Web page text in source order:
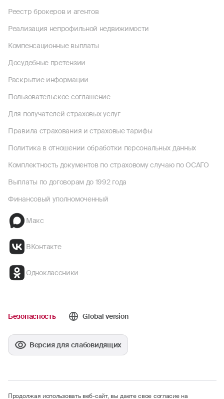
Реестр брокеров и агентов
Реализация непрофильной недвижимости
Компенсационные выплаты
Досудебные претензии
Раскрытие информации
Пользовательское соглашение
Для получателей страховых услуг
Правила страхования и страховые тарифы
Политика в отношении обработки персональных данных
Комплектность документов по страховому случаю по ОСАГО
Выплаты по договорам до 1992 года
Финансовый уполномоченный
Макс
ВКонтакте
Одноклассники
Безопасность Global version
Версия для слабовидящих
Продолжая использовать веб-сайт, вы даете свое согласие на